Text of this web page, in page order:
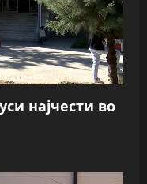
најчести во